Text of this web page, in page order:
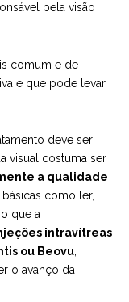
pela visão
comum e de
e que pode levar
deve ser
visual costuma ser
a qualidade
como ler,
que a
intravítreas
ou Beovu
o avanço da